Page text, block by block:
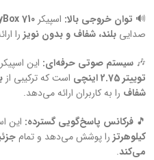
🔊 توان خروجی بالا: اسپیکر 710
صدایی بلند، شفاف و بدون نویز را
🎶 سیستم صوتی حرفه‌ای: این
توییتر 2.75 اینچی
است که ترکیبی از
شفاف را به کاربران ارائه می‌دهد.
🎵 فرکانس پاسخ‌گویی گسترده: این
کیلوهرتز را پوشش می‌دهد و تمام
می‌کند.